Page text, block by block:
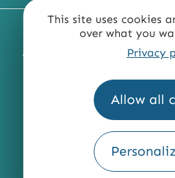
This site uses cookies
over what you
Privacy
Allow all
MENTIONS LÉGALES
ACCESSIBILITÉ : NON
QUI
Fourni par